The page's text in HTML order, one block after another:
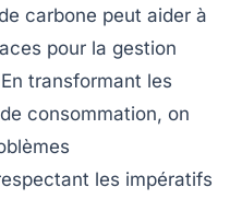
carbone peut aider à
pour la gestion
transformant les
consommation, on
les impératifs